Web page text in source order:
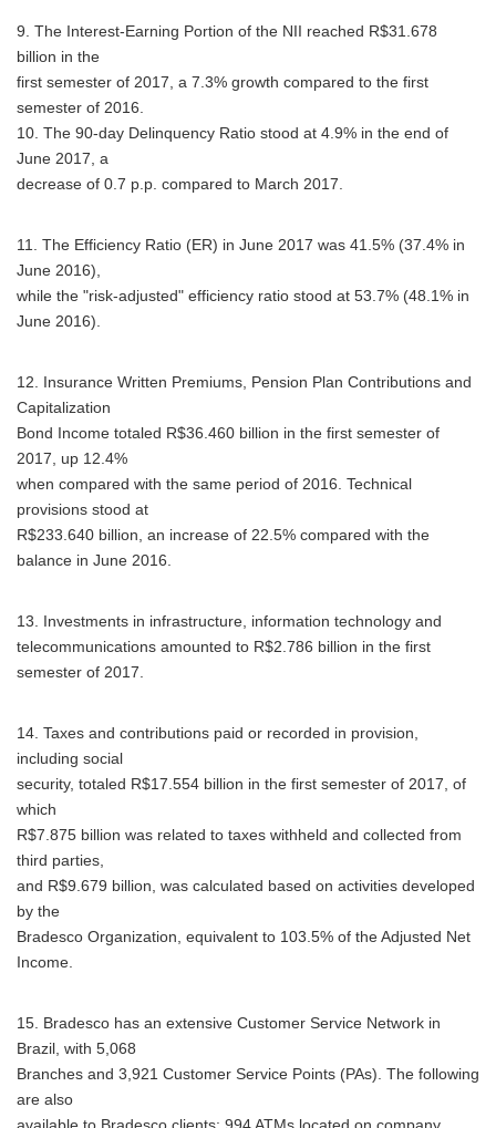
9. The Interest-Earning Portion of the NII reached R$31.678
billion in the
first semester of 2017, a 7.3% growth compared to the first
semester of 2016.
10. The 90-day Delinquency Ratio stood at 4.9% in the end of
June 2017, a
decrease of 0.7 p.p. compared to March 2017.
11. The Efficiency Ratio (ER) in June 2017 was 41.5% (37.4% in
June 2016),
while the "risk-adjusted" efficiency ratio stood at 53.7% (48.1% in
June 2016).
12. Insurance Written Premiums, Pension Plan Contributions and
Capitalization
Bond Income totaled R$36.460 billion in the first semester of
2017, up 12.4%
when compared with the same period of 2016. Technical
provisions stood at
R$233.640 billion, an increase of 22.5% compared with the
balance in June 2016.
13. Investments in infrastructure, information technology and
telecommunications amounted to R$2.786 billion in the first
semester of 2017.
14. Taxes and contributions paid or recorded in provision,
including social
security, totaled R$17.554 billion in the first semester of 2017, of
which
R$7.875 billion was related to taxes withheld and collected from
third parties,
and R$9.679 billion, was calculated based on activities developed
by the
Bradesco Organization, equivalent to 103.5% of the Adjusted Net
Income.
15. Bradesco has an extensive Customer Service Network in
Brazil, with 5,068
Branches and 3,921 Customer Service Points (PAs). The following
are also